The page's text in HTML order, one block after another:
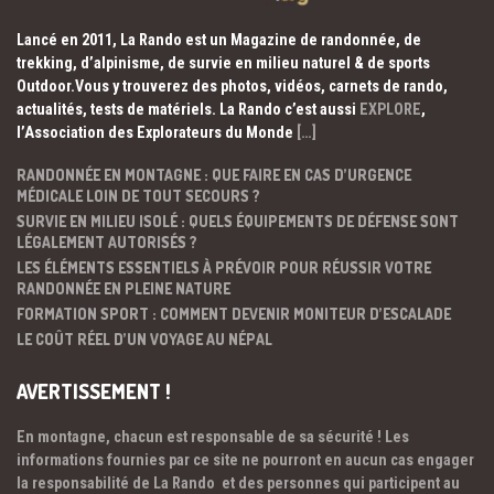
Lancé en 2011, La Rando est un Magazine de randonnée, de
trekking, d’alpinisme, de survie en milieu naturel & de sports
Outdoor.Vous y trouverez des photos, vidéos, carnets de rando,
actualités, tests de matériels. La Rando c’est aussi EXPLORE,
l’Association des Explorateurs du Monde […]
RANDONNÉE EN MONTAGNE : QUE FAIRE EN CAS D’URGENCE
MÉDICALE LOIN DE TOUT SECOURS ?
SURVIE EN MILIEU ISOLÉ : QUELS ÉQUIPEMENTS DE DÉFENSE SONT
LÉGALEMENT AUTORISÉS ?
LES ÉLÉMENTS ESSENTIELS À PRÉVOIR POUR RÉUSSIR VOTRE
RANDONNÉE EN PLEINE NATURE
FORMATION SPORT : COMMENT DEVENIR MONITEUR D’ESCALADE
LE COÛT RÉEL D’UN VOYAGE AU NÉPAL
AVERTISSEMENT !
En montagne, chacun est responsable de sa sécurité ! Les
informations fournies par ce site ne pourront en aucun cas engager
la responsabilité de La Rando et des personnes qui participent au